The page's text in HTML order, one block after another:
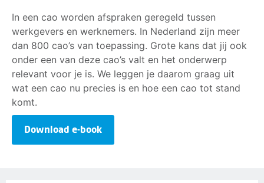
In een cao worden afspraken geregeld tussen
werkgevers en werknemers. In Nederland zijn meer
dan 800 cao’s van toepassing. Grote kans dat jij ook
onder een van deze cao’s valt en het onderwerp
relevant voor je is. We leggen je daarom graag uit
wat een cao nu precies is en hoe een cao tot stand
komt.
Download e-book